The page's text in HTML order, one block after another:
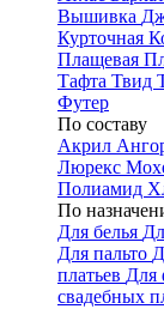
Вышивка
Курточная
Плащевая
Тафта Твид
Футер
По составу
Акрил
Люрекс
Полиамид
По
Для белья
Для пальто
платьев Для
свадебных